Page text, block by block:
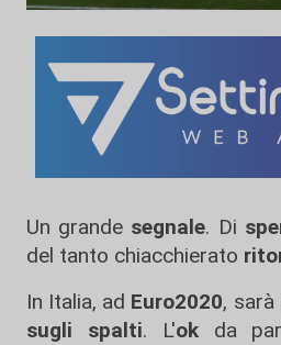
Un grande segnale. Di
del tanto chiacchierato
In Italia, ad Euro2020, sarà
sugli spalti. L'okda